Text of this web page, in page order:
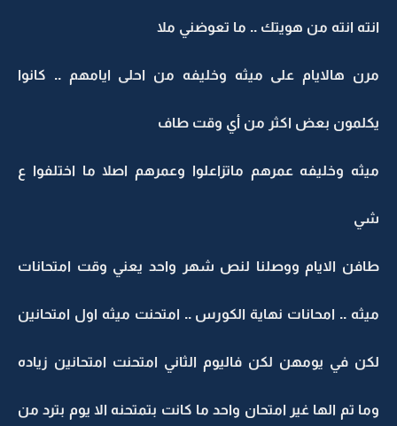
انته انته من هويتك .. ما تعوضني ملا
مرن هالايام على ميثه وخليفه من احلى ايامهم .. كانوا
يكلمون بعض اكثر من أي وقت طاف
ميثه وخليفه عمرهم ماتزاعلوا وعمرهم اصلا ما اختلفوا ع
شي
طافن الايام ووصلنا لنص شهر واحد يعني وقت امتحانات
ميثه .. امحانات نهاية الكورس .. امتحنت ميثه اول امتحانين
لكن في يومهن لكن فاليوم الثاني امتحنت امتحانين زياده
وما تم الها غير امتحان واحد ما كانت بتمتحنه الا يوم بترد من